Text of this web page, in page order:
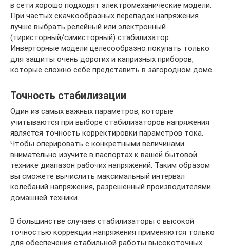
в сети хорошо подходят электромеханические модели.
При частых скачкообразных перепадах напряжения
лучше выбрать релейный или электронный
(тиристорный/симисторный) стабилизатор.
Инверторные модели целесообразно покупать только
для защиты очень дорогих и капризных приборов,
которые сложно себе представить в загородном доме.
Точность стабилизации
Один из самых важных параметров, которые
учитываются при выборе стабилизаторов напряжения
является точность корректировки параметров тока.
Чтобы оперировать с конкретными величинами
внимательно изучите в паспортах к вашей бытовой
технике диапазон рабочих напряжений. Таким образом
вы сможете вычислить максимальный интервал
колебаний напряжения, разрешённый производителями
домашней техники.
В большинстве случаев стабилизаторы с высокой
точностью коррекции напряжения применяются только
для обеспечения стабильной работы высокоточных